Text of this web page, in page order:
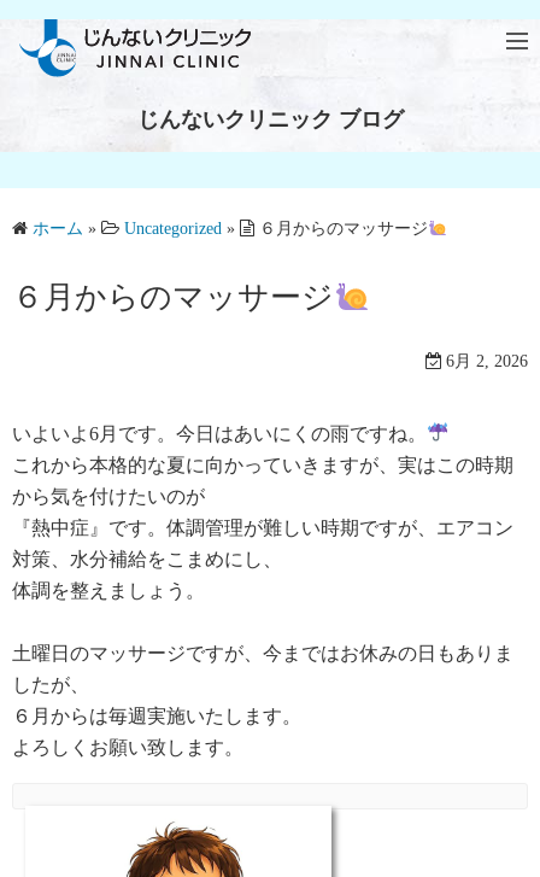
じんないクリニック ブログ
ホーム » Uncategorized » ６月からのマッサージ
６月からのマッサージ
6月 2, 2026
いよいよ6月です。今日はあいにくの雨ですね。
これから本格的な夏に向かっていきますが、実はこの時期
から気を付けたいのが
『熱中症』です。体調管理が難しい時期ですが、エアコン
対策、水分補給をこまめにし、
体調を整えましょう。
土曜日のマッサージですが、今まではお休みの日もありま
したが、
６月からは毎週実施いたします。
よろしくお願い致します。